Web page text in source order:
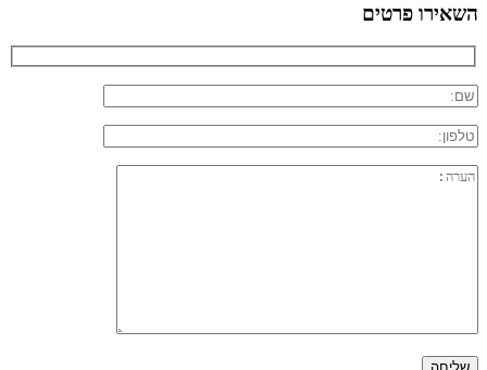
השאירו פרטים